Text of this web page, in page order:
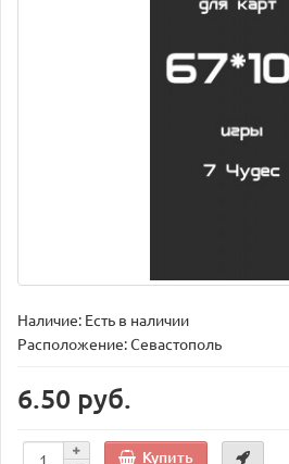
Наличие: Есть в наличии
Расположение: Севастополь
6.50 руб.
Купить